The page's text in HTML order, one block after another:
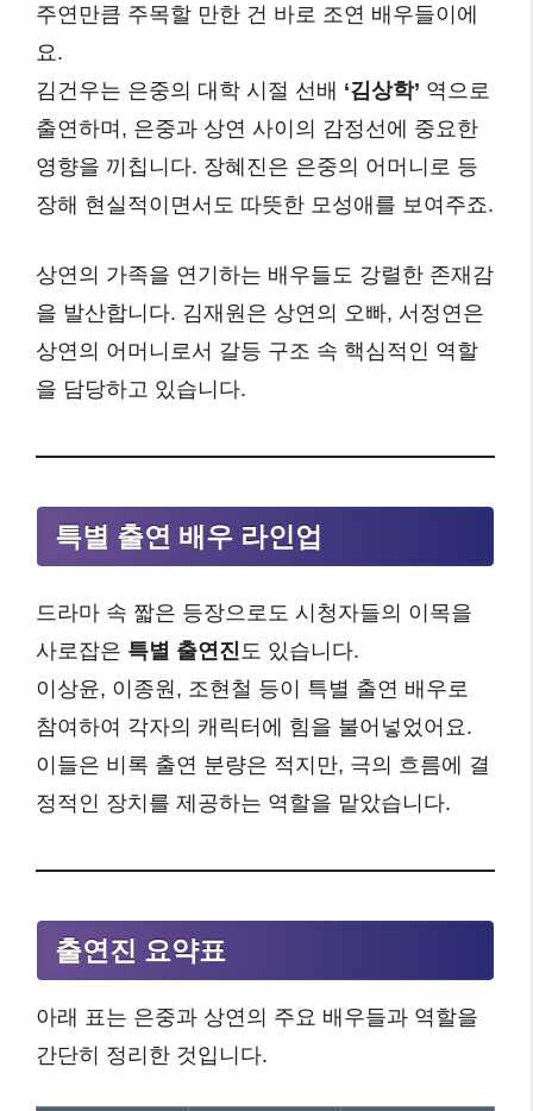
주연만큼 주목할 만한 건 바로 조연 배우들이에
요.
김건우는 은중의 대학 시절 선배 ‘김상학’ 역으로
출연하며, 은중과 상연 사이의 감정선에 중요한
영향을 끼칩니다. 장혜진은 은중의 어머니로 등
장해 현실적이면서도 따뜻한 모성애를 보여주죠.
상연의 가족을 연기하는 배우들도 강렬한 존재감
을 발산합니다. 김재원은 상연의 오빠, 서정연은
상연의 어머니로서 갈등 구조 속 핵심적인 역할
을 담당하고 있습니다.
특별 출연 배우 라인업
드라마 속 짧은 등장으로도 시청자들의 이목을
사로잡은 특별 출연진도 있습니다.
이상윤, 이종원, 조현철 등이 특별 출연 배우로
참여하여 각자의 캐릭터에 힘을 불어넣었어요.
이들은 비록 출연 분량은 적지만, 극의 흐름에 결
정적인 장치를 제공하는 역할을 맡았습니다.
출연진 요약표
아래 표는 은중과 상연의 주요 배우들과 역할을
간단히 정리한 것입니다.